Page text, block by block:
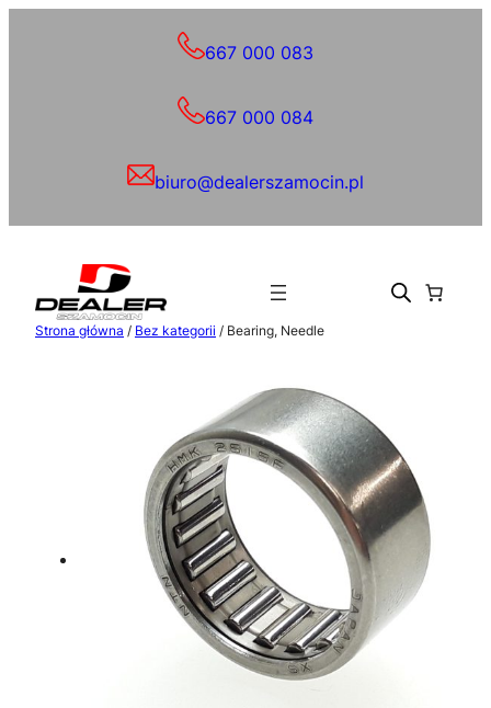
667 000 083
667 000 084
biuro@dealerszamocin.pl
Strona główna / Bez kategorii / Bearing, Needle